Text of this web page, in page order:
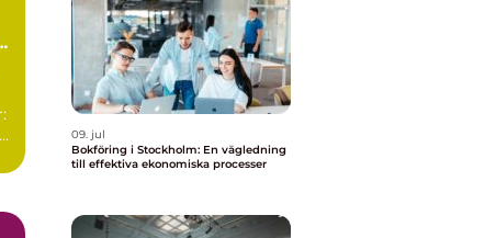
09. jul
Bokföring i Stockholm: En vägledning
till effektiva ekonomiska processer